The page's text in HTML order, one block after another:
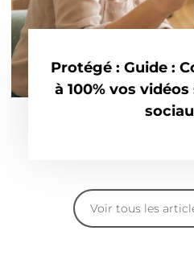
Protégé : Guide :
à 100% vos
Voir tous les